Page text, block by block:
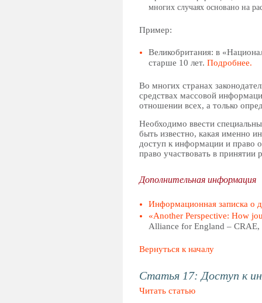
многих случаях основано на
Пример:
Великобритания: в
старше 10 лет. Подробнее.
Во многих странах
средствах массовой
отношении всех, а только
Необходимо ввести
быть известно, какая именно
доступ к информации и право
право участвовать в
Дополнительная информация
Информационная записка о
«Another Perspective: How
Alliance for England – CRAE,
Вернуться к началу
Статья 17: Доступ к
Читать статью